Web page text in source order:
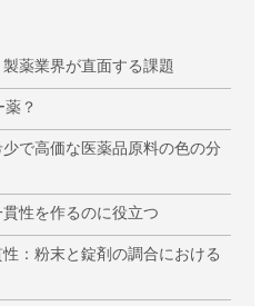
薬業界が直面する課題
？
で高価な医薬品原料の色の分
性を作るのに役立つ
：粉末と錠剤の調合における